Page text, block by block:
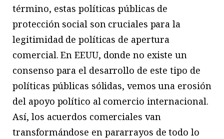
término, estas políticas públicas de
protección social son cruciales para la
legitimidad de políticas de apertura
comercial. En EEUU, donde no existe un
consenso para el desarrollo de este tipo de
políticas públicas sólidas, vemos una erosión
del apoyo político al comercio internacional.
Así, los acuerdos comerciales van
transformándose en pararrayos de todo lo